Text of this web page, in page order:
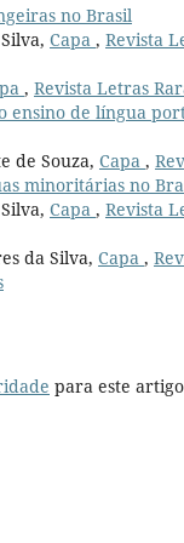
no Brasil
Capa , Revista
, Revista Letras
ensino de língua
de Souza, Capa ,
minoritárias no
Capa , Revista
da Silva, Capa ,
para este